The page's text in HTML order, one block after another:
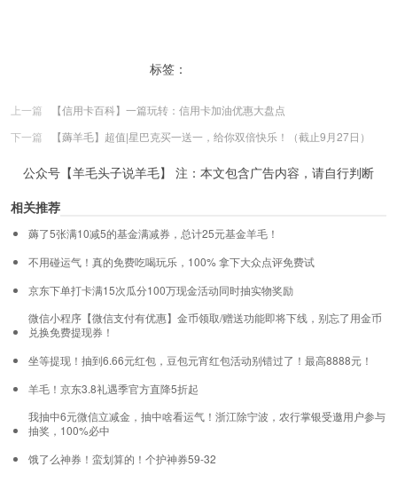
标签：
上一篇
【信用卡百科】一篇玩转：信用卡加油优惠大盘点
下一篇
【薅羊毛】超值|星巴克买一送一，给你双倍快乐！（截止9月27日）
公众号【羊毛头子说羊毛】 注：本文包含广告内容，请自行判断
相关推荐
薅了5张满10减5的基金满减券，总计25元基金羊毛！
不用碰运气！真的免费吃喝玩乐，100% 拿下大众点评免费试
京东下单打卡满15次瓜分100万现金活动同时抽实物奖励
微信小程序【微信支付有优惠】金币领取/赠送功能即将下线，别忘了用金币
兑换免费提现券！
坐等提现！抽到6.66元红包，豆包元宵红包活动别错过了！最高8888元！
羊毛！京东3.8礼遇季官方直降5折起
我抽中6元微信立减金，抽中啥看运气！浙江除宁波，农行掌银受邀用户参与
抽奖，100%必中
饿了么神券！蛮划算的！个护神券59-32